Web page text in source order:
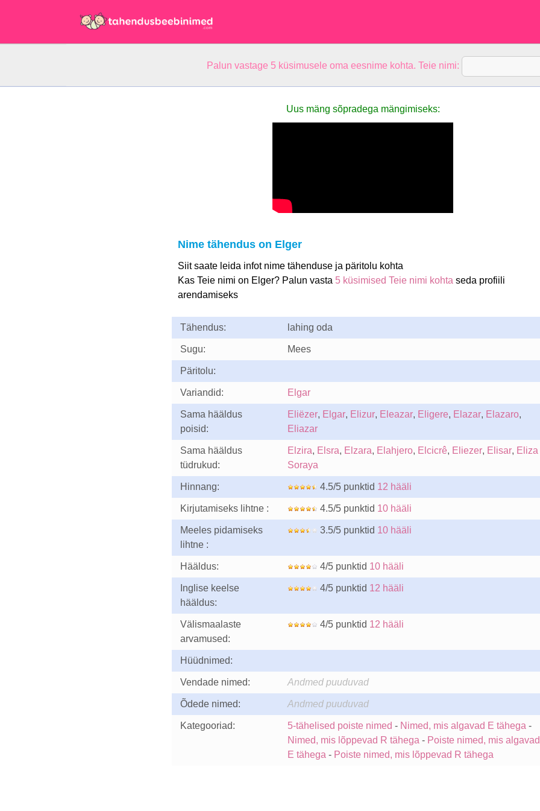
Palun vastage 5 küsimusele oma eesnime kohta. Teie nimi:
Uus mäng sõpradega mängimiseks:
Nime tähendus on Elger
Siit saate leida infot nime tähenduse ja päritolu kohta
Kas Teie nimi on Elger? Palun vasta 5 küsimised Teie nimi kohta seda profiili
arendamiseks
Tähendus: lahing oda
Sugu: Mees
Päritolu:
Variandid: Elgar
Sama hääldus
poisid:
Eliëzer, Elgar, Elizur, Eleazar, Eligere, Elazar, Elazaro,
Eliazar
Sama hääldus
tüdrukud:
Elzira, Elsra, Elzara, Elahjero, Elcicrê, Eliezer, Elisar, Eliza
Soraya
Hinnang: 4.5/5 punktid 12 hääli
Kirjutamiseks lihtne : 4.5/5 punktid 10 hääli
Meeles pidamiseks
lihtne :
3.5/5 punktid 10 hääli
Hääldus: 4/5 punktid 10 hääli
Inglise keelse
hääldus:
4/5 punktid 12 hääli
Välismaalaste
arvamused:
4/5 punktid 12 hääli
Hüüdnimed:
Vendade nimed: Andmed puuduvad
Õdede nimed: Andmed puuduvad
Kategooriad: 5-tähelised poiste nimed - Nimed, mis algavad E tähega -
Nimed, mis lõppevad R tähega - Poiste nimed, mis algavad
E tähega - Poiste nimed, mis lõppevad R tähega